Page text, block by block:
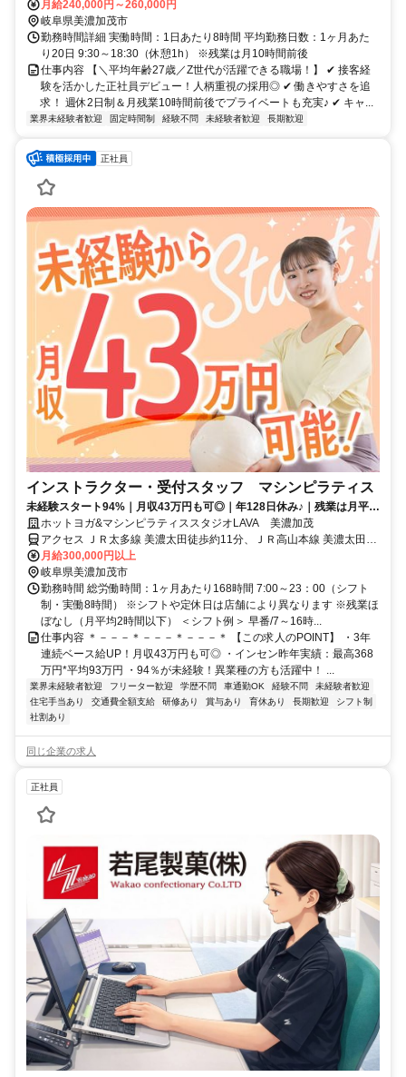
月給240,000円～260,000円
岐阜県美濃加茂市
勤務時間詳細 実働時間：1日あたり8時間 平均勤務日数：1ヶ月あた
り20日 9:30～18:30（休憩1h） ※残業は月10時間前後
仕事内容 【＼平均年齢27歳／Z世代が活躍できる職場！】 ✔ 接客経
験を活かした正社員デビュー！人柄重視の採用◎ ✔ 働きやすさを追
求！ 週休2日制＆月残業10時間前後でプライベートも充実♪ ✔ キャ...
業界未経験者歓迎 固定時間制 経験不問 未経験者歓迎 長期歓迎
正社員
インストラクター・受付スタッフ マシンピラティス
未経験スタート94%｜月収43万円も可◎｜年128日休み♪｜残業は月平均
2時間以下
ホットヨガ&マシンピラティススタジオLAVA 美濃加茂
アクセス ＪＲ太多線 美濃太田徒歩約11分、ＪＲ高山本線 美濃太田徒
歩約11分、長良川鉄道 前平公園徒歩約16分 ？美濃太田駅徒歩13分
※自動車通勤可（規定あり）※従業員用駐車場あり
月給300,000円以上
岐阜県美濃加茂市
勤務時間 総労働時間：1ヶ月あたり168時間 7:00～23：00（シフト
制・実働8時間） ※シフトや定休日は店舗により異なります ※残業ほ
ぼなし（月平均2時間以下） ＜シフト例＞ 早番/7～16時...
仕事内容 ＊－－－＊－－－＊－－－＊ 【この求人のPOINT】 ・3年
連続ベース給UP！月収43万円も可◎ ・インセン昨年実績：最高368
万円*平均93万円 ・94％が未経験！異業種の方も活躍中！ ...
業界未経験者歓迎 フリーター歓迎 学歴不問 車通勤OK 経験不問
未経験者歓迎
住宅手当あり
交通費全額支給 研修あり 賞与あり 育休あり 長期歓迎
シフト制
社割あり
同じ企業の求人
正社員